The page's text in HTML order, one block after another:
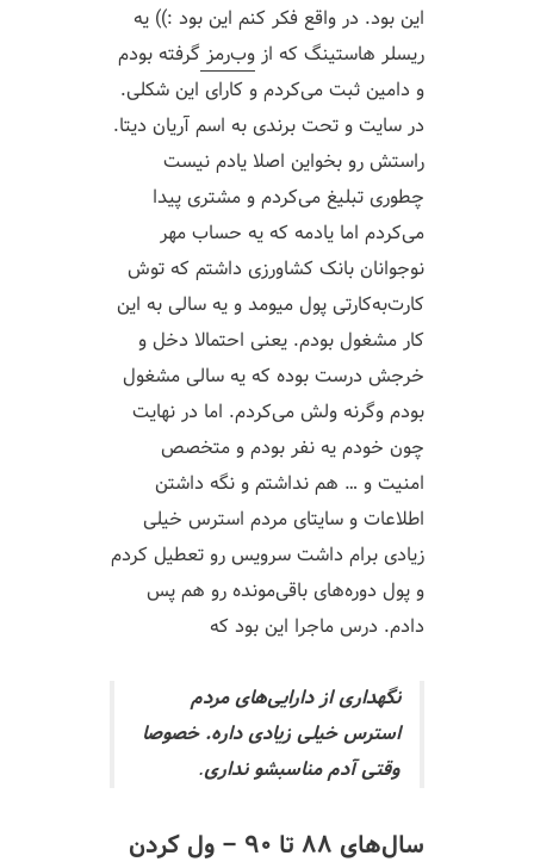
این بود. در واقع فکر کنم این بود :)) یه
ریسلر هاستینگ که ازوب‌رمزگرفته بودم
و دامین ثبت می‌کردم و کارای این شکلی.
در سایت و تحت برندی به اسم آریان دیتا.
راستش رو بخواین اصلا یادم نیست
چطوری تبلیغ می‌کردم و مشتری پیدا
می‌کردم اما یادمه که یه حساب مهر
نوجوانان بانک کشاورزی داشتم که توش
کارت‌به‌کارتی پول میومد و یه سالی به این
کار مشغول بودم. یعنی احتمالا دخل و
خرجش درست بوده که یه سالی مشغول
بودم وگرنه ولش می‌کردم. اما در نهایت
چون خودم یه نفر بودم و متخصص
امنیت و … هم نداشتم و نگه داشتن
اطلاعات و سایتای مردم استرس خیلی
زیادی برام داشت سرویس رو تعطیل کردم
و پول دوره‌های باقی‌مونده رو هم پس
دادم. درس ماجرا این بود که
نگهداری از دارایی‌های مردم
استرس خیلی زیادی داره. خصوصا
وقتی آدم مناسبشو نداری.
سال‌های ۸۸ تا ۹۰ – ول کردن